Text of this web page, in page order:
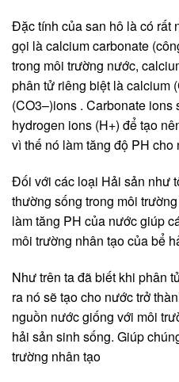
Đặc tính của san hô là có rất
gọi là calcium carbonate
trong môi trường nước,
phân tử riêng biệt là calcium
(CO3–)ions . Carbonate
hydrogen ions (H+) để tạo
vì thế nó làm tăng độ PH cho
Đối với các loại Hải sản như
thường sống trong môi
làm tăng PH của nước giúp
môi trường nhân tạo của bể
Như trên ta đã biết khi phân
ra nó sẽ tạo cho nước trở
nguồn nước giống với môi
hải sản sinh sống. Giúp
trường nhân tạo